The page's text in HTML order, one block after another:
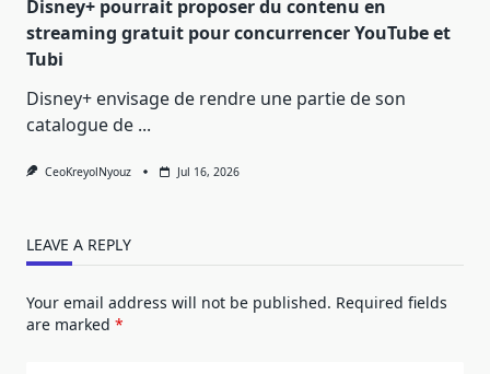
Disney+ pourrait proposer du contenu en
streaming gratuit pour concurrencer YouTube et
Tubi
Disney+ envisage de rendre une partie de son
catalogue de ...
CeoKreyolNyouz Jul 16, 2026
LEAVE A REPLY
Your email address will not be published. Required fields
are marked *